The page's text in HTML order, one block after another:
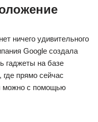
ничего удивительного
Google создала
гаджеты на базе
прямо сейчас
можно с помощью